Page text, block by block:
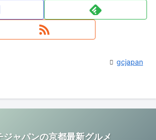
gcjapan
ジャパンの京都最新グルメ